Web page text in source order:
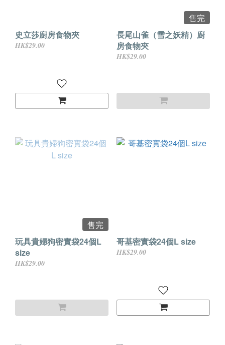
史立莎廚房食物夾
HK$29.00
售完
長尾山雀（雪之妖精）廚
房食物夾
HK$29.00
售完
玩具貴婦狗密實袋24個L
size
HK$29.00
哥基密實袋24個L size
HK$29.00